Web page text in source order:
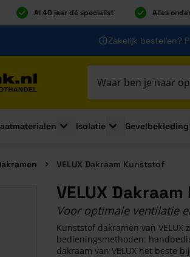
Al 40 jaar dé specialist Alles
Zakelijk bestellen?
for Bouwmaterialen
submenu for HoutToggle submenu for
Isolatie
Toggle submenu
Gevelbekleding
VELUX Dakraam Kunststof
VELUX
Voor optimale ventilatie
Kunststof dakramen van
bedieningsmethoden:
dakraam van VELUX het beste